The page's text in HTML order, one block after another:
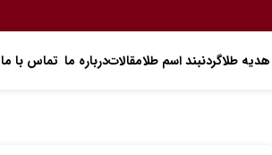
هدیه طلاگردنبند اسم طلامقالاتدرباره ما تماس با ما